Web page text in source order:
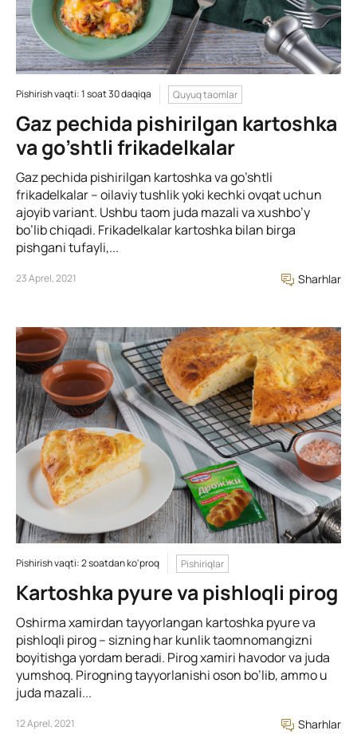
Pishirish vaqti: 1 soat 30 daqiqa Quyuq taomlar
Gaz pechida pishirilgan kartoshka
va go’shtli frikadelkalar
Gaz pechida pishirilgan kartoshka va go’shtli
frikadelkalar – oilaviy tushlik yoki kechki ovqat uchun
ajoyib variant. Ushbu taom juda mazali va xushbo’y
bo’lib chiqadi. Frikadelkalar kartoshka bilan birga
pishgani tufayli,...
23 Aprel, 2021 Sharhlar
Pishirish vaqti: 2 soatdan ko'proq Pishiriqlar
Kartoshka pyure va pishloqli pirog
Oshirma xamirdan tayyorlangan kartoshka pyure va
pishloqli pirog – sizning har kunlik taomnomangizni
boyitishga yordam beradi. Pirog xamiri havodor va juda
yumshoq. Pirogning tayyorlanishi oson bo’lib, ammo u
juda mazali...
12 Aprel, 2021 Sharhlar